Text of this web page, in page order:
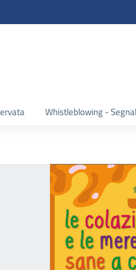
Whistleblowing -